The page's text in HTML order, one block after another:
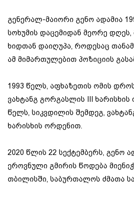
გენერალ-მაიორი გენო ადამია
სოხუმის დაცემიდან მეორე
ხიდთან დაიღუპა, როდესაც
ამ მიმართულებით პოზიციის
1993 წელს, აფხაზეთის ომის
ვახტანგ გორგასლის III
წელს, სიკვდილის შემდეგ,
ხარისხის ორდენით.
2020 წლის 22 სექტემბერს, გენო
ეროვნული გმირის წოდება
თბილისში, საბურთალოს ძმათა